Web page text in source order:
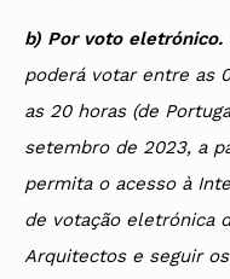
b) Por voto eletrónico.
poderá votar entre as
as 20 horas (de
setembro de 2023, a
permita o acesso à
de votação eletrónica
Arquitectos e seguir